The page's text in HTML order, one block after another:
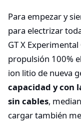
Para empezar y
para electrizar
GT X
propulsión 100%
ion litio de nueva
capacidad y con
sin cables,
cargar también